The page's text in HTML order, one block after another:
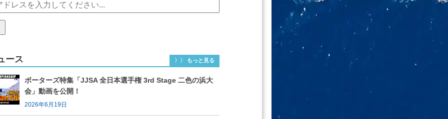
ース 〉〉 もっと見る
ボーターズ特集「JJSA 全日本選手権 3rd Stage 二色の浜大
会」動画を公開！
2026年6月19日